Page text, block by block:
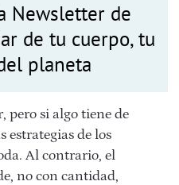
Newsletter de
de tu cuerpo, tu
planeta
pero si algo tiene de
estrategias de los
Al contrario, el
no con cantidad,